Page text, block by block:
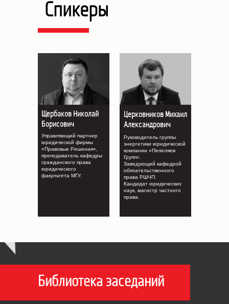
Церковников Михаил
Александрович
Руководитель группы
энергетики юридической
компании «Пепеляев
Групп».
Заведующий кафедрой
обязательственного
права РШЧП.
Кандидат юридических
наук, магистр частного
права.
Щербаков Николай
Борисович
Управляющий партнер
юридической фирмы
«Правовые Решения»,
преподаватель кафедры
гражданского права
юридического
факультета МГУ.
Спикеры
Библиотека заседаний